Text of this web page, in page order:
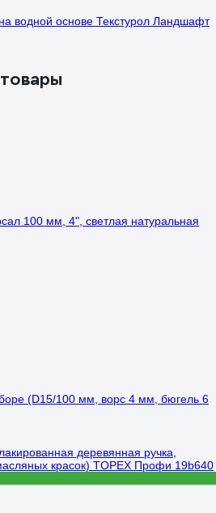
водной основе Текстурол Ландшафт
100 мм, 4", светлая натуральная
(D15/100 мм, ворс 4 мм, бюгель 6